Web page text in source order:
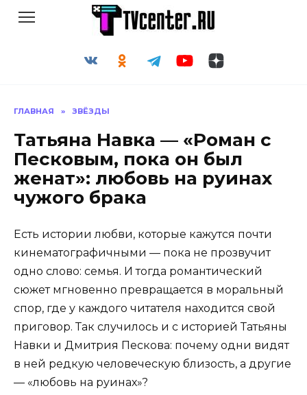
ГЛАВНАЯ » ЗВЁЗДЫ
Татьяна Навка — «Роман с
Песковым, пока он был
женат»: любовь на руинах
чужого брака
Есть истории любви, которые кажутся почти
кинематографичными — пока не прозвучит
одно слово: семья. И тогда романтический
сюжет мгновенно превращается в моральный
спор, где у каждого читателя находится свой
приговор. Так случилось и с историей Татьяны
Навки и Дмитрия Пескова: почему одни видят
в ней редкую человеческую близость, а другие
— «любовь на руинах»?